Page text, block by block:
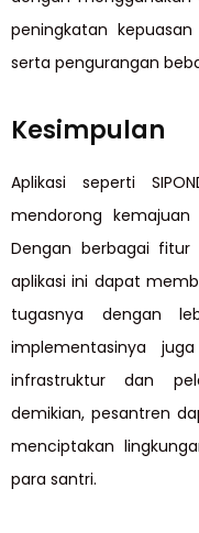
peningkatan
serta pengurangan
Kesimpulan
Aplikasi seperti
mendorong
Dengan berbagai
aplikasi ini dapat
tugasnya dengan
implementasinya
infrastruktur dan
demikian, pesantren
menciptakan
para santri.